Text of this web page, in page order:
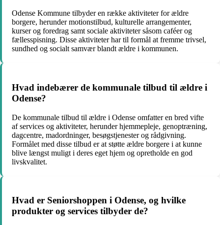
Odense Kommune tilbyder en række aktiviteter for ældre
borgere, herunder motionstilbud, kulturelle arrangementer,
kurser og foredrag samt sociale aktiviteter såsom caféer og
fællesspisning. Disse aktiviteter har til formål at fremme trivsel,
sundhed og socialt samvær blandt ældre i kommunen.
Hvad indebærer de kommunale tilbud til ældre i
Odense?
De kommunale tilbud til ældre i Odense omfatter en bred vifte
af services og aktiviteter, herunder hjemmepleje, genoptræning,
dagcentre, madordninger, besøgstjenester og rådgivning.
Formålet med disse tilbud er at støtte ældre borgere i at kunne
blive længst muligt i deres eget hjem og opretholde en god
livskvalitet.
Hvad er Seniorshoppen i Odense, og hvilke
produkter og services tilbyder de?